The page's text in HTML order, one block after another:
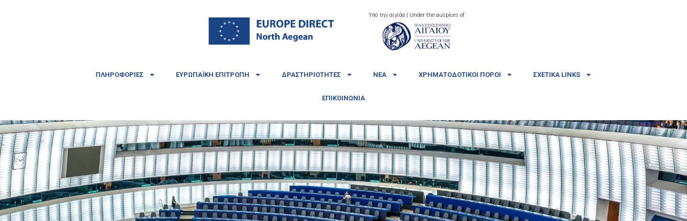
Υπό την αιγίδα | Under the auspices of
ΠΛΗΡΟΦΟΡΊΕΣ ΕΥΡΩΠΑΪΚΉ ΕΠΙΤΡΟΠΉ ΔΡΑΣΤΗΡΙΌΤΗΤΕΣ ΝΈΑ ΧΡΗΜΑΤΟΔΟΤΙΚΟΊ ΠΌΡΟΙ ΣΧΕΤΙΚΆ LINKS
ΕΠΙΚΟΙΝΩΝΊΑ